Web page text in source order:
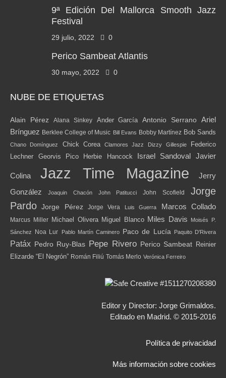
9ª Edición Del Mallorca Smooth Jazz
Festival
29 julio, 2022 0
Perico Sambeat Atlantis
30 mayo, 2022 0
NUBE DE ETIQUETAS
Alain Pérez Alana Sinkey Ander García Antonio Serrano Ariel
Brínguez Berklee College of Music Bill Evans Bobby Martínez Bob Sands
Chano Domínguez Chick Corea Clamores Jazz Dizzy Gillespie
Federico
Lechner
Georvis Pico Herbie Hancock Israel Sandoval Javier
Colina Jazz Time Magazine
Jerry
González
Joaquin Chacón John Patitucci John Scofield
Jorge
Pardo
Jorge Pérez Jorge Vera Luis Guerra Marcos Collado
Marcus Miller Michael Olivera Miguel Blanco Miles Davis
Moisés P.
Sánchez
Noa Lur Pablo Martín Caminero Paco de Lucía Paquito D'Rivera
Patáx Pedro Ruy-Blas Pepe Rivero Perico Sambeat Reinier
Elizarde “El Negrón” Román Filiú Tomás Merlo Verónica Ferreiro
Editor y Director: Jorge Grimaldos.
Editado en Madrid. © 2015-2016
Política de privacidad
Más información sobre cookies